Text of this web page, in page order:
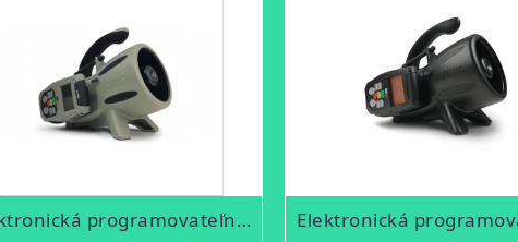
Elektronická programovateľná vábnička ICOtec - GC500